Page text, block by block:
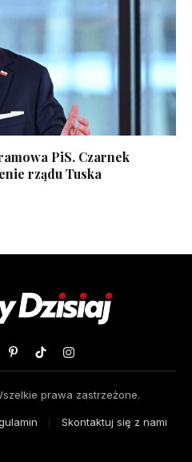
PiS. Czarnek
rządu Tuska
PinterestTikTokInstagram
prawa zastrzeżone.
Skontaktuj się z nami